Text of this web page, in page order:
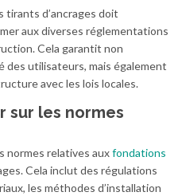
tirants d’ancrages doit
aux diverses réglementations
Cela garantit non
des utilisateurs, mais également
avec les lois locales.
sur les normes
normes relatives auxfondations
Cela inclut des régulations
les méthodes d’installation